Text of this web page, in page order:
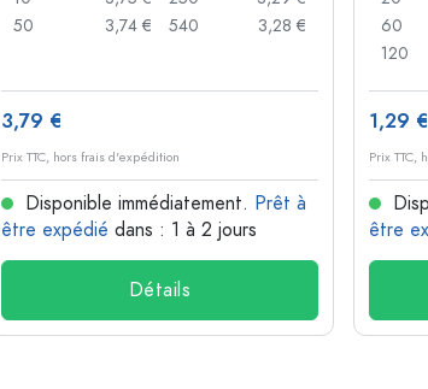
50
3,74 €
540
3,28 €
3,79 €
Prix TTC, hors frais d'expédition
Disponible immédiatement. Prêt à
être expédié dans : 1 à 2 jours
Détails
60
120
1,29 €
Prix TTC,
être